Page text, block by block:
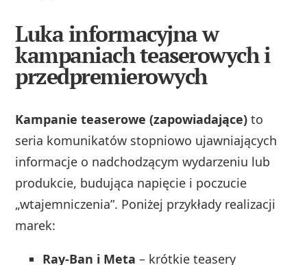
Luka informacyjna w
kampaniach teaserowych i
przedpremierowych
Kampanie teaserowe (zapowiadające) to
seria komunikatów stopniowo ujawniających
informacje o nadchodzącym wydarzeniu lub
produkcie, budująca napięcie i poczucie
„wtajemniczenia”. Poniżej przykłady realizacji
marek:
Ray‑Ban i Meta – krótkie teasery